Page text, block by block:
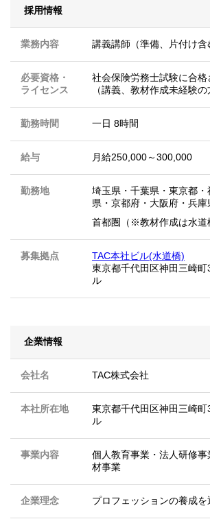
採用情報
業務内容 講義講師（準備、片付け
必要資格・
ライセンス
社会保険労務士試験に合
（講義、教材作成未経験の
勤務時間 一日 8時間
給与 月給250,000～300,000
勤務地 埼玉県 ・ 千葉県 ・ 東京都 ・
県 ・ 京都府 ・ 大阪府 ・ 兵庫
首都圏（※教材作成は水道
募集拠点
TAC本社ビル(水道橋)
東京都千代田区神田三崎
ル
企業情報
会社名 TAC株式会社
本社所在地
東京都千代田区神田三崎
ル
事業内容
個人教育事業・法人研修事
材事業
企業理念 プロフェッションの養成